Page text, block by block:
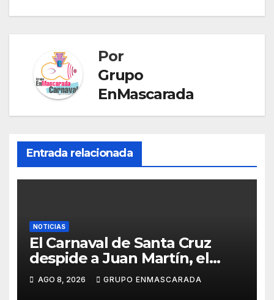
at
Por
Grupo
EnMascarada
Entrada relacionada
NOTICIAS
El Carnaval de Santa Cruz
despide a Juan Martín, el
inolvidable «Cristóbal Colón»
AGO 8, 2026 GRUPO ENMASCARADA